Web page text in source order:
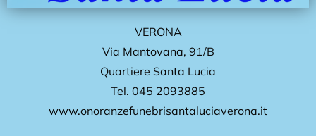
VERONA
Via Mantovana, 91/B
Quartiere Santa Lucia
Tel. 045 2093885
www.onoranzefunebrisantaluciaverona.it